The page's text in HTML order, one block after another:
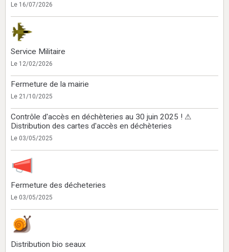
Le 16/07/2026
Service Militaire
Le 12/02/2026
Fermeture de la mairie
Le 21/10/2025
Contrôle d'accès en déchèteries au 30 juin 2025 ! ⚠
Distribution des cartes d'accès en déchèteries
Le 03/05/2025
Fermeture des décheteries
Le 03/05/2025
Distribution bio seaux